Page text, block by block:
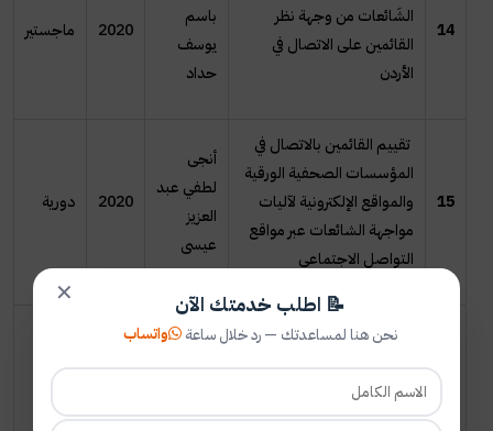
14
الشَائعات من وجهة نظر
القائمين على الاتصال في
الأردن
باسم
يوسف
حداد
2020 ماجستير
15
تقييم القائمين بالاتصال في
المؤسسات الصحفية الورقية
والمواقع الإلكترونية لآليات
مواجهة الشائعات عبر مواقع
التواصل الاجتماعي
أنجى
لطفي عبد
العزيز
عيسى
2020 دورية
16
أطر معالجة المواقع
المصرية الرسمية في مجابهة
الشائعات وانعكاساتها على
عبد
دورية
✕ 📝 اطلب خدمتك الآن
نحن هنا لمساعدتك — رد خلال ساعة واتساب